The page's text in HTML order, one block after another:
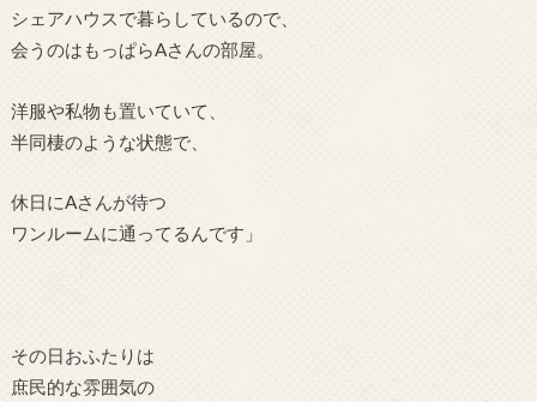
シェアハウスで暮らしているので、
会うのはもっぱらAさんの部屋。
洋服や私物も置いていて、
半同棲のような状態で、
休日にAさんが待つ
ワンルームに通ってるんです 」
その日おふたりは
庶民的な雰囲気の